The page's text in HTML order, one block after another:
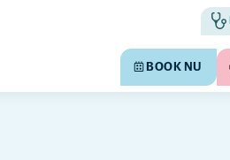
BOOK NU